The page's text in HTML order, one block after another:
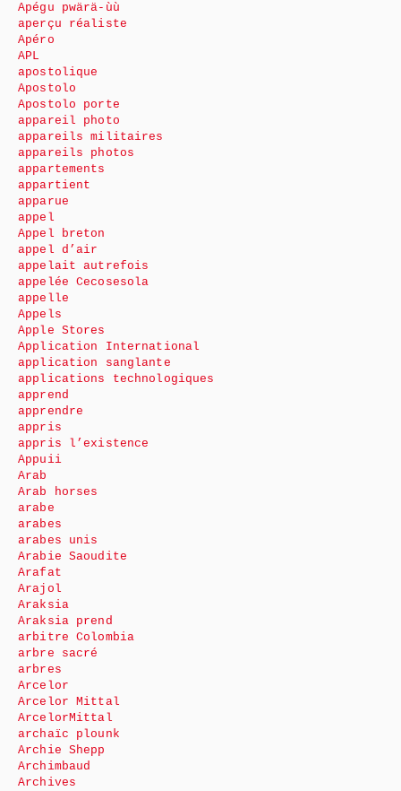
Apégu pwärä-ùù
aperçu réaliste
Apéro
APL
apostolique
Apostolo
Apostolo porte
appareil photo
appareils militaires
appareils photos
appartements
appartient
apparue
appel
Appel breton
appel d’air
appelait autrefois
appelée Cecosesola
appelle
Appels
Apple Stores
Application International
application sanglante
applications technologiques
apprend
apprendre
appris
appris l’existence
Appuii
Arab
Arab horses
arabe
arabes
arabes unis
Arabie Saoudite
Arafat
Arajol
Araksia
Araksia prend
arbitre Colombia
arbre sacré
arbres
Arcelor
Arcelor Mittal
ArcelorMittal
archaïc plounk
Archie Shepp
Archimbaud
Archives